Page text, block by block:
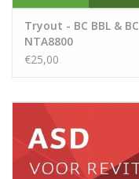
Tryout - BC BBL & BC
NTA8800
€25,00